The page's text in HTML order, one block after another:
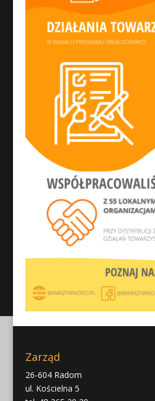
Zarząd
26-604 Radom
ul. Kościelna 5